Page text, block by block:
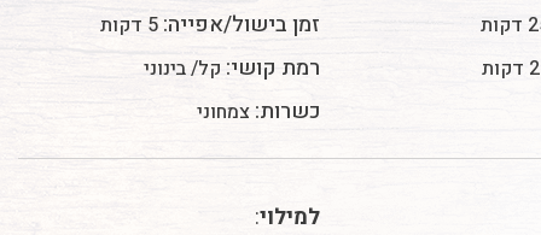
זמן בישול/אפייה: 5 דקות
רמת קושי: קל/ בינוני
כשרות: צמחוני
למילוי: